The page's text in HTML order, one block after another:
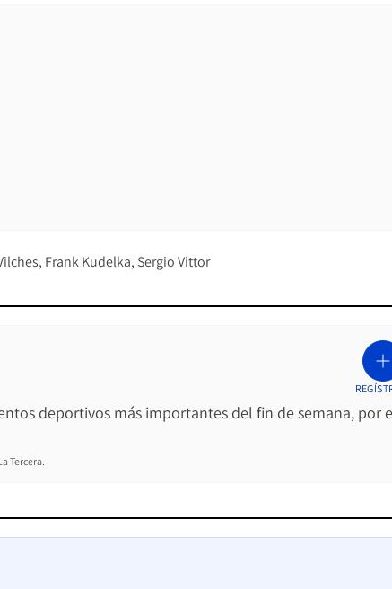
Frank Kudelka Sergio Vittor
deportivos más importantes del fin de semana, por
Tercera.